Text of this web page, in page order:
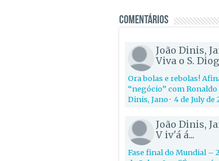
Comentários
João Dinis,
Viva o S.
Ora bolas e rebolas!
“negócio” com Ronaldo
Dinis, Jano· 4 de July de
João Dinis,
V iv'á á...
Fase final do Mundial –